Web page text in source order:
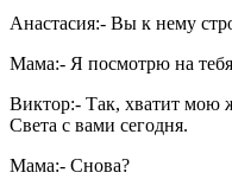
Анастасия:- Вы к нему
Мама:- Я посмотрю на тебя,
Виктор:- Так, хватит мою
Света с вами сегодня.
Мама:- Снова?